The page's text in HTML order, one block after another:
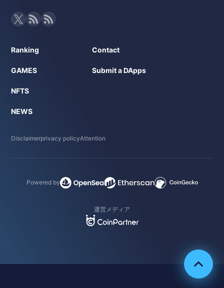
Ranking
GAMES
NFTS
NEWS
Contact
Submit a DApps
Disclaimerprivacy policyAttention
Powered by
運営メディア